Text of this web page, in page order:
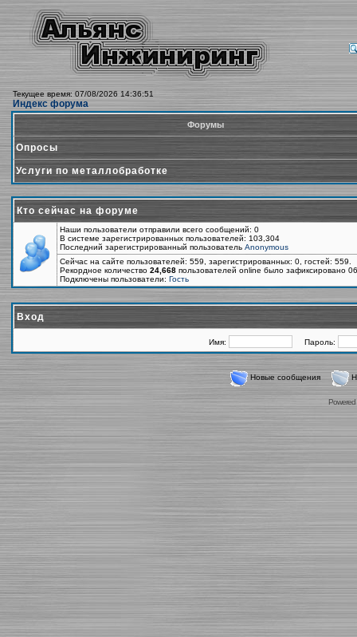
Текущее время: 07/08/2026 14:36:51
Индекс форума
Форумы
Опросы
Услуги по металлобработке
Кто сейчас на форуме
Наши пользователи отправили всего сообщений: 0
В системе зарегистрированных пользователей: 103,304
Последний зарегистрированный пользователь Anonymous
Сейчас на сайте пользователей: 559, зарегистрированных: 0, гостей:
Рекордное количество 24,668 пользователей online было зафиксировано
Подключены пользователи: Гость
Вход
Имя: Пароль:
Новые сообщения